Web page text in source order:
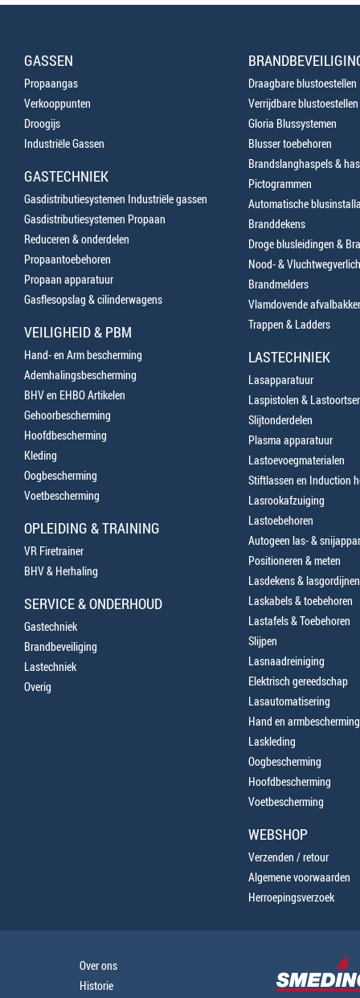
GASSEN
Propaangas
Verkooppunten
Droogijs
Industriële Gassen
GASTECHNIEK
Gasdistributiesystemen Industriële gassen
Gasdistributiesystemen Propaan
Reduceren & onderdelen
Propaantoebehoren
Propaan apparatuur
Gasflesopslag & cilinderwagens
VEILIGHEID & PBM
Hand- en Arm bescherming
Ademhalingsbescherming
BHV en EHBO Artikelen
Gehoorbescherming
Hoofdbescherming
Kleding
Oogbescherming
Voetbescherming
OPLEIDING & TRAINING
VR Firetrainer
BHV & Herhaling
SERVICE & ONDERHOUD
Gastechniek
Brandbeveiliging
Lastechniek
Overig
Draagbare blustoestellen
Verrijdbare blustoestellen
Gloria Blussystemen
Blusser toebehoren
Brandslanghaspels &
Pictogrammen
Automatische
Branddekens
Droge blusleidingen &
Nood- &
Brandmelders
Vlamdovende
Trappen & Ladders
LASTECHNIEK
Lasapparatuur
Laspistolen &
Slijtonderdelen
Plasma apparatuur
Lastoevoegmaterialen
Stiftlassen en Induction
Lasrookafzuiging
Lastoebehoren
Autogeen las- &
Positioneren & meten
Lasdekens & lasgordijnen
Laskabels & toebehoren
Lastafels & Toebehoren
Slijpen
Lasnaadreiniging
Elektrisch gereedschap
Lasautomatisering
Hand en armbescherming
Laskleding
Oogbescherming
Hoofdbescherming
Voetbescherming
WEBSHOP
Verzenden / retour
Algemene voorwaarden
Herroepingsverzoek
Over ons
Historie